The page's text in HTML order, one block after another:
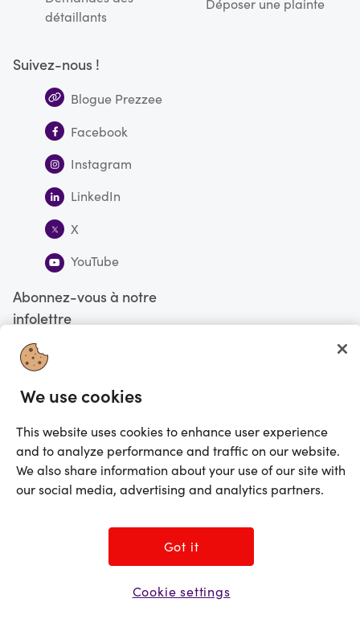
détaillants
Déposer une plainte
Suivez-nous !
Blogue Prezzee
Facebook
Instagram
LinkedIn
X
YouTube
Abonnez-vous à notre
infolettre
©2025 Prezzee Pty Limited ACN 602 963 422 et/ou ses affiliés. Tous droits
réservés
We use cookies
This website uses cookies to enhance user experience
and to analyze performance and traffic on our website.
We also share information about your use of our site with
our social media, advertising and analytics partners.
Got it
Cookie settings